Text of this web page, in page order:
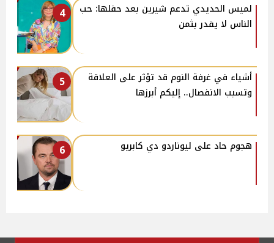
4
لميس الحديدي تدعم شيرين بعد حفلها: حب
الناس لا يقدر بثمن
5
أشياء في غرفة النوم قد تؤثر على العلاقة
وتسبب الانفصال.. إليكم أبرزها
6 هجوم حاد على ليوناردو دي كابريو